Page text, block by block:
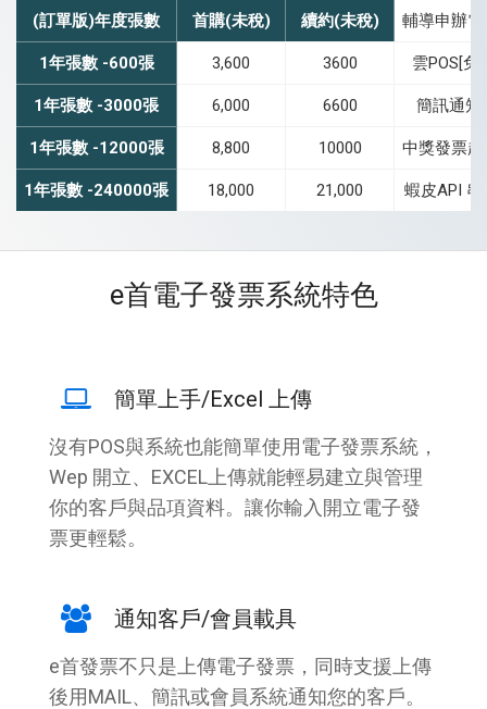
(訂單版)年度張數 首購(未稅) 續約(未稅) 輔導申辦
1年張數 -600張 3,600 3600 雲POS[
1年張數 -3000張 6,000 6600 簡訊通知
1年張數 -12000張 8,800 10000 中獎發票
1年張數 -240000張 18,000 21,000 蝦皮API
e首電子發票系統特色
簡單上手/Excel 上傳
沒有POS與系統也能簡單使用電子發票系統，
Wep 開立、EXCEL上傳就能輕易建立與管理
你的客戶與品項資料。讓你輸入開立電子發
票更輕鬆。
通知客戶/會員載具
e首發票不只是上傳電子發票，同時支援上傳
後用MAIL、簡訊或會員系統通知您的客戶。